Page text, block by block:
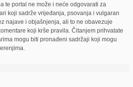
te portal ne može i neće odgovarati za
koji sadrže vrijeđanja, psovanja i vulgaran
najave i objašnjenja, ali to ne obavezuje
koji krše pravila. Čitanjem prihvatate
mogu biti pronađeni sadržaji koji mogu